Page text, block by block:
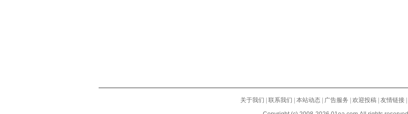
关于我们 联系我们 本站动态 广告服务 欢迎投稿 友情链接